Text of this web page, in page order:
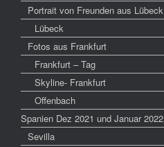
Portrait von Freunden aus Lübeck
Lübeck
Fotos aus Frankfurt
Frankfurt – Tag
Skyline- Frankfurt
Offenbach
Spanien Dez 2021 und Januar 2022
Sevilla